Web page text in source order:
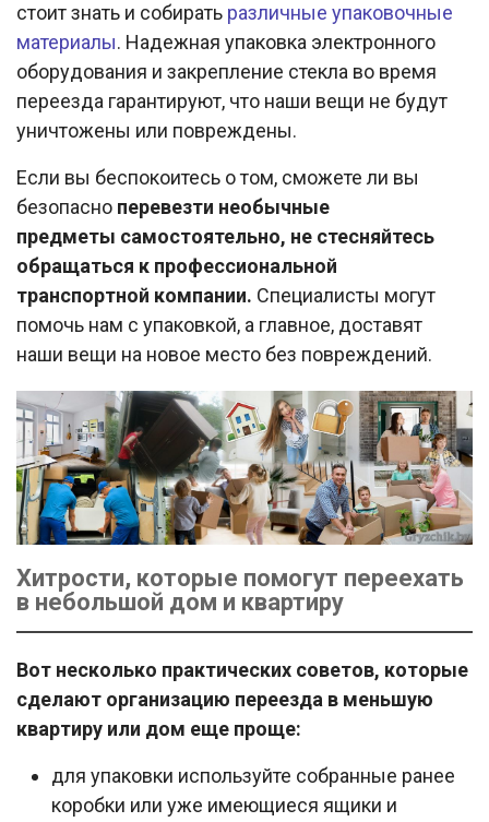
стоит знать и собирать различные упаковочные
материалы. Надежная упаковка электронного
оборудования и закрепление стекла во время
переезда гарантируют, что наши вещи не будут
уничтожены или повреждены.
Если вы беспокоитесь о том, сможете ли вы
безопасно перевезти необычные
предметы самостоятельно, не стесняйтесь
обращаться к профессиональной
транспортной компании. Специалисты могут
помочь нам с упаковкой, а главное, доставят
наши вещи на новое место без повреждений.
Хитрости, которые помогут переехать
в небольшой дом и квартиру
Вот несколько практических советов, которые
сделают организацию переезда в меньшую
квартиру или дом еще проще:
для упаковки используйте собранные ранее
коробки или уже имеющиеся ящики и